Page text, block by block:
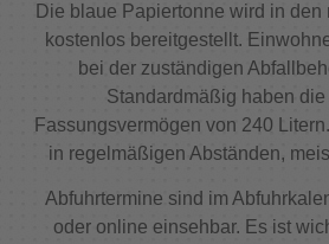
Die blaue Papiertonne wird in den
kostenlos bereitgestellt.
bei der zuständigen
Standardmäßig haben die
Fassungsvermögen von 240
in regelmäßigen Abständen,
Abfuhrtermine sind im
oder online einsehbar. Es ist